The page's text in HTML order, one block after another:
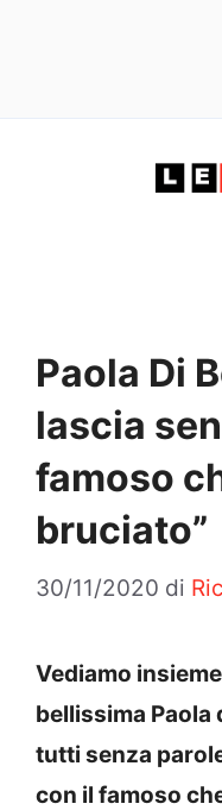
Paola Di
lascia
famoso
bruciato”
30/11/2020 di
Vediamo
bellissima Paola
tutti senza
con il famoso